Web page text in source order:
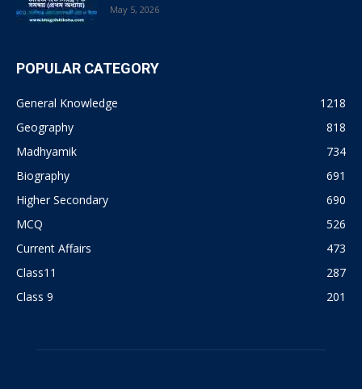
May 5, 2026
POPULAR CATEGORY
General Knowledge
1218
Geography
818
Madhyamik
734
Biography
691
Higher Secondary
690
MCQ
526
Current Affairs
473
Class11
287
Class 9
201